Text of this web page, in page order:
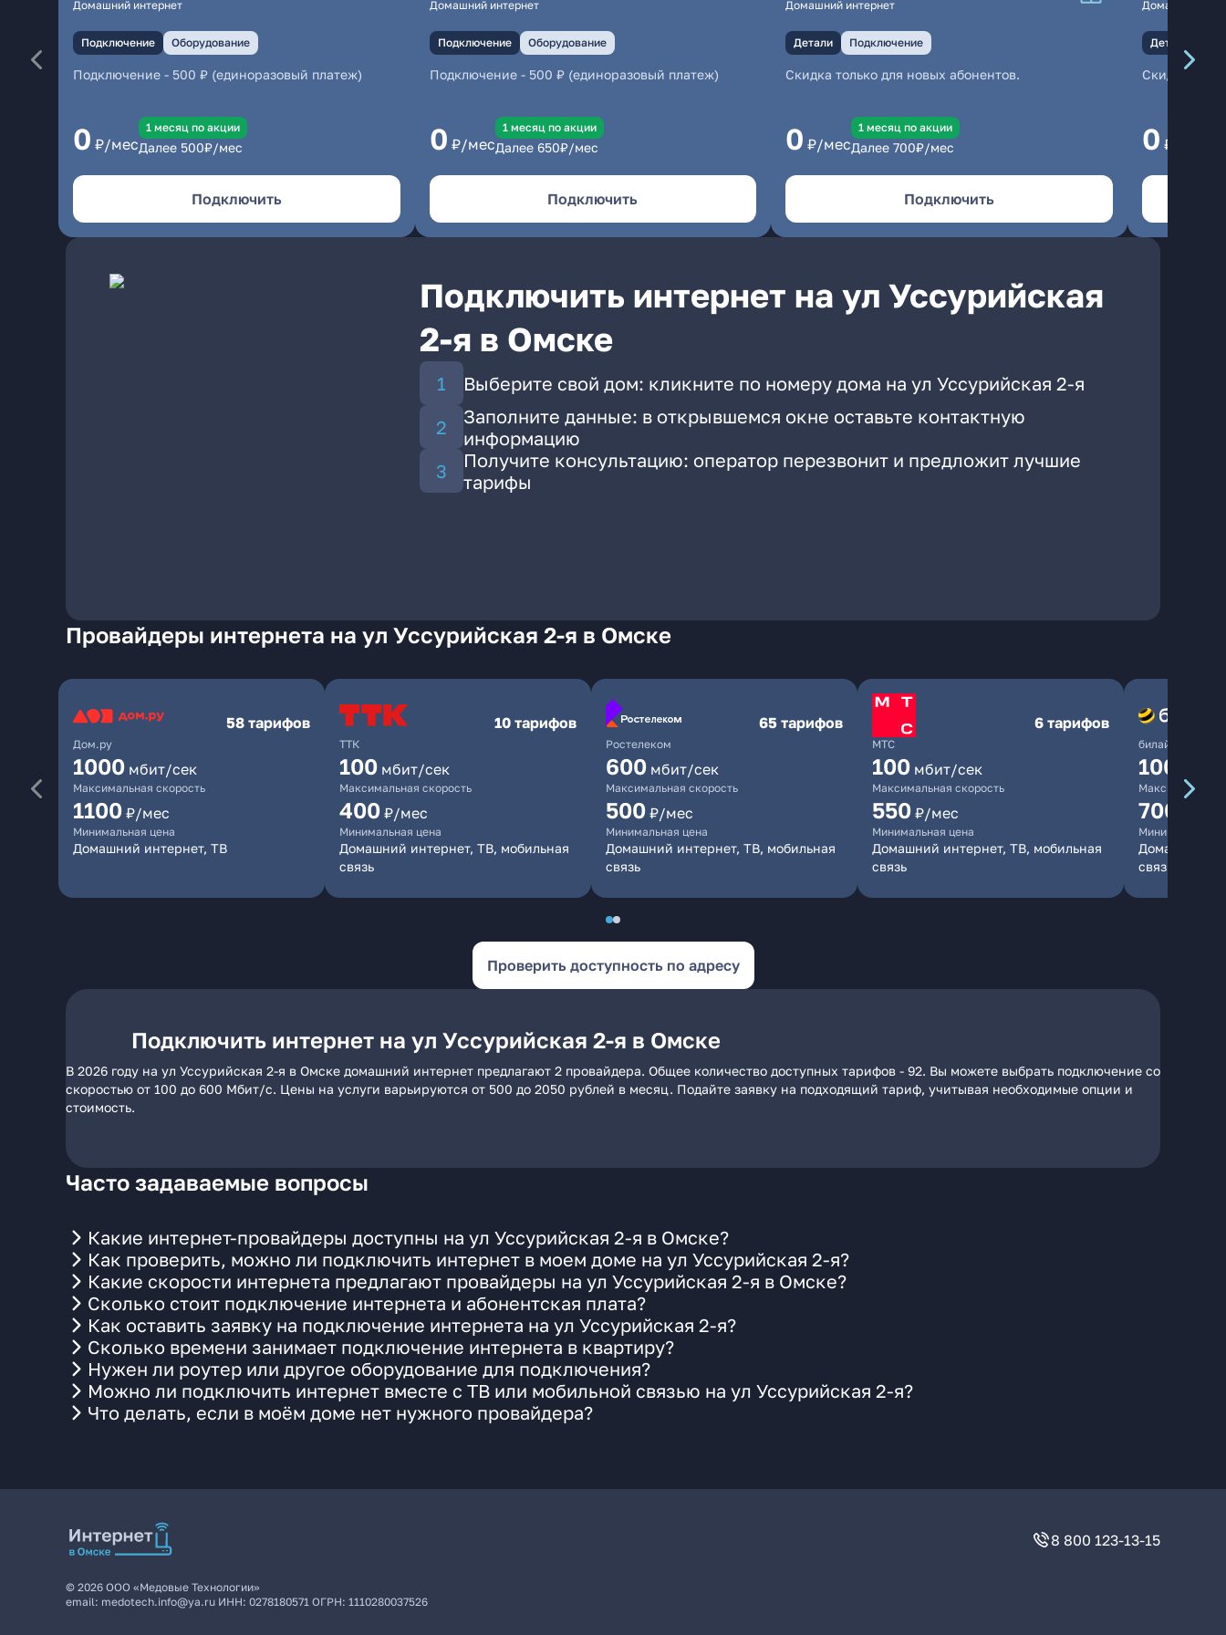
Домашний интернет
Подключение Оборудование
Подключение - 500 ₽ (единоразовый платеж)
0 ₽/мес
1 месяц по акции
Далее 500₽/мес
Подключить
Домашний интернет
Подключение Оборудование
Подключение- 500 ₽ (единоразовый платеж)
0 ₽/мес
1 месяц по акции
Далее 650₽/мес
Подключить
Домашний интернет
Детали Подключение
Скидка только для новых абонентов.
0 ₽/мес
1 месяц по акции
Далее 700₽/мес
Подключить
Домашний
Детали
Скидка
0 ₽/мес
Подключить интернет на ул Уссурийская
2-я в Омске
Выберите свой дом: кликните по номеру дома на ул Уссурийская 2-я
Заполните данные: в открывшемся окне оставьте контактную
информацию
Получите консультацию: оператор перезвонит и предложит лучшие
тарифы
Провайдеры интернета на ул Уссурийская 2-я в Омске
Дом.ру
58 тарифов
1000 мбит/сек
Максимальная скорость
1100 ₽/мес
Минимальная цена
Домашний интернет, ТВ
ТТК
10 тарифов
100 мбит/сек
Максимальная скорость
400 ₽/мес
Минимальная цена
Домашний интернет, ТВ, мобильная
связь
Ростелеком
65 тарифов
600 мбит/сек
Максимальная скорость
500 ₽/мес
Минимальная цена
Домашний интернет, ТВ, мобильная
связь
МТС
6 тарифов
100 мбит/сек
Максимальная скорость
550 ₽/мес
Минимальная цена
Домашний интернет, ТВ, мобильная
связь
билайн
1000
Максимальная
700
Минимальная
Домашний
связь
Проверить доступность по адресу
Подключить интернет на ул Уссурийская 2-я в Омске
В 2026 году на ул Уссурийская 2-я в Омске домашний интернет предлагают 2 провайдера. Общее количество доступных тарифов - 92. Вы можете выбрать подключение со
скоростью от 100 до 600 Мбит/с. Цены на услуги варьируются от 500 до 2050 рублей в месяц. Подайте заявку на подходящий тариф, учитывая необходимые опции и
стоимость.
Часто задаваемые вопросы
Какие интернет-провайдеры доступны на ул Уссурийская 2-я в Омске?
Как проверить, можно ли подключить интернет в моем доме на ул Уссурийская 2-я?
Какие скорости интернета предлагают провайдеры на ул Уссурийская 2-я в Омске?
Сколько стоит подключение интернета и абонентская плата?
Как оставить заявку на подключение интернета на ул Уссурийская 2-я?
Сколько времени занимает подключение интернета в квартиру?
Нужен ли роутер или другое оборудование для подключения?
Можно ли подключить интернет вместе с ТВ или мобильной связью на ул Уссурийская 2-я?
Что делать, если в моём доме нет нужного провайдера?
8 800 123-13-15
© 2026 ООО «Медовые Технологии»
email: medotech.info@ya.ru ИНН: 0278180571 ОГРН: 1110280037526